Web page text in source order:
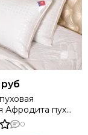
Афродита пух
0